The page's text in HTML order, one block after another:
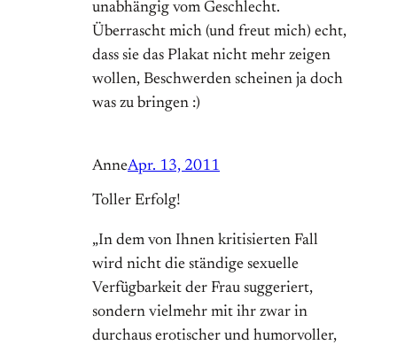
unabhängig vom Geschlecht.
Überrascht mich (und freut mich) echt,
dass sie das Plakat nicht mehr zeigen
wollen, Beschwerden scheinen ja doch
was zu bringen :)
AnneApr. 13, 2011
Toller Erfolg!
„In dem von Ihnen kritisierten Fall
wird nicht die ständige sexuelle
Verfügbarkeit der Frau suggeriert,
sondern vielmehr mit ihr zwar in
durchaus erotischer und humorvoller,